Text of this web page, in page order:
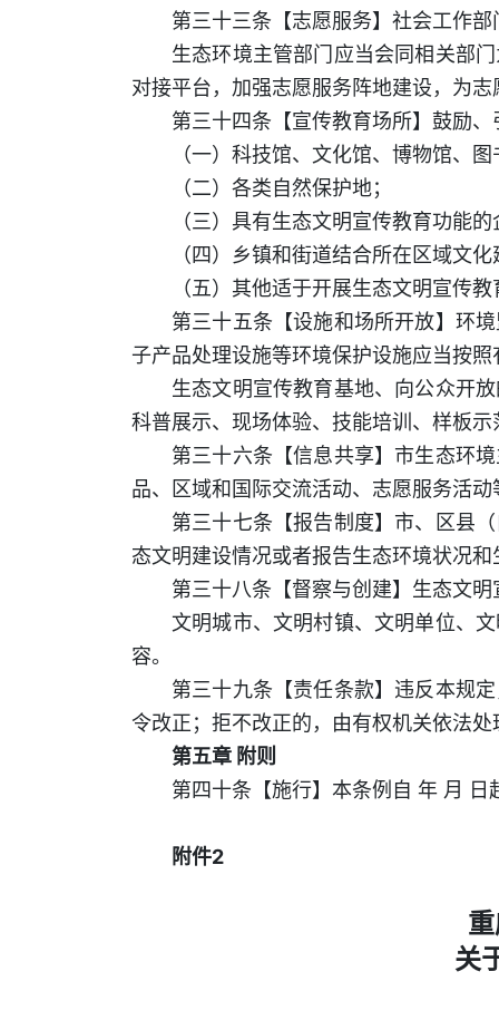
第三十三条【志愿服务】社会工作
生态环境主管部门应当会同相关部
对接平台，加强志愿服务阵地建设，为
第三十四条【宣传教育场所】鼓励
（一）科技馆、文化馆、博物馆、
（二）各类自然保护地；
（三）具有生态文明宣传教育功能
（四）乡镇和街道结合所在区域文
（五）其他适于开展生态文明宣传
第三十五条【设施和场所开放】环
子产品处理设施等环境保护设施应当按
生态文明宣传教育基地、向公众开
科普展示、现场体验、技能培训、样板
第三十六条【信息共享】市生态环
品、区域和国际交流活动、志愿服务活
第三十七条【报告制度】市、区县
态文明建设情况或者报告生态环境状况
第三十八条【督察与创建】生态文
文明城市、文明村镇、文明单位、
容。
第三十九条【责任条款】违反本规
令改正；拒不改正的，由有权机关依法处
第五章 附则
第四十条【施行】本条例自 年 月 日
附件2
关